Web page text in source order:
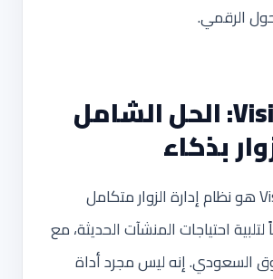
Visitor Flow: الحل الشامل
بذكاء
نظام Visitor Flow هو نظام إدارة الزوار متكامل
احتياجات المنشآت الحديثة، مع
السعودي. إنه ليس مجرد أداة